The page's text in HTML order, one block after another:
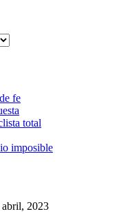
fe
total
imposible
abril, 2023